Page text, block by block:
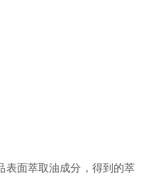
面萃取油成分，得到的萃